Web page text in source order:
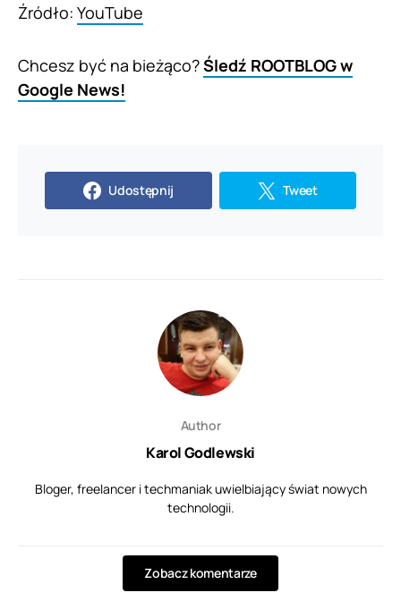
Źródło: YouTube
Chcesz być na bieżąco?Śledź ROOTBLOG w
Google News!
Udostępnij Tweet
Author
Karol Godlewski
Bloger, freelancer i techmaniak uwielbiający świat nowych
technologii.
Zobacz komentarze